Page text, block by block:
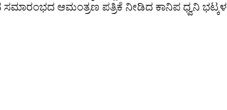
ಸಮಾರಂಭದ ಆಮಂತ್ರಣ ಪತ್ರಿಕೆ ನೀಡಿದ ಕಾನಿಪ ಧ್ವನಿ ಭಟ್ಕಳ